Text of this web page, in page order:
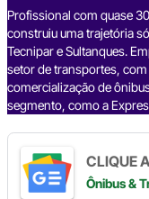
k
Profissional com quase
construiu uma trajetória
Tecnipar e Sultanques.
setor de transportes,
comercialização de
segmento, como a
CLIQUE
Ônibus &